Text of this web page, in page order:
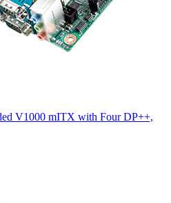
V1000 mITX with Four DP++,